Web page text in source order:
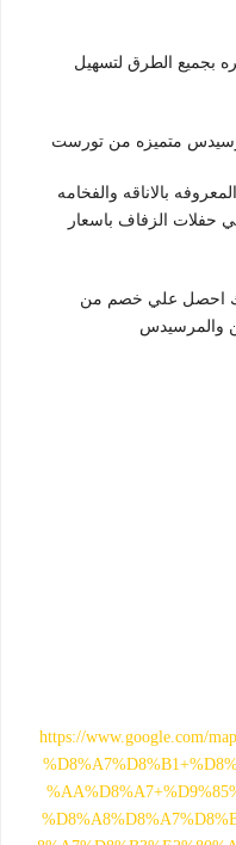
بجميع الطرق لتسهيل
متميزه من تورست
بالاناقه والفخامه
حفلات الزفاف باسعار
احصل علي خصم من
والمرسيدس
https://www.google.com/